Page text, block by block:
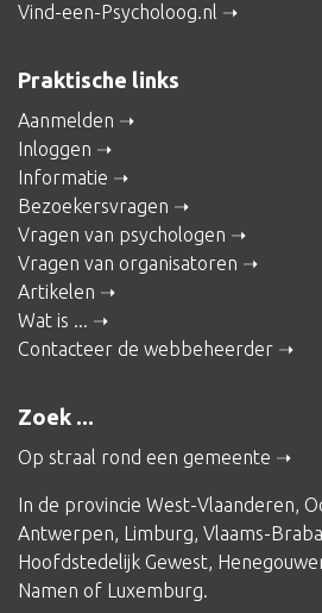
Vind-een-Psycholoog.nl
Praktische links
Aanmelden
Inloggen
Informatie
Bezoekersvragen
Vragen van psychologen
Vragen van organisatoren
Artikelen
Wat is ...
Contacteer de webbeheerder
Zoek ...
Op straal rond een gemeente
In de provincie West-Vlaanderen,
Antwerpen, Limburg, Vlaams-
Hoofdstedelijk Gewest,
Namen of Luxemburg.